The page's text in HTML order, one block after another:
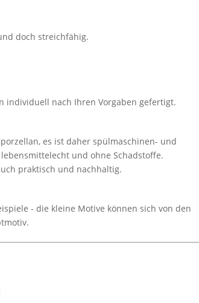
doch streichfähig.
individuell nach Ihren Vorgaben gefertigt.
es ist daher spülmaschinen- und
und ohne Schadstoffe.
praktisch und nachhaltig.
- die kleine Motive können sich von den